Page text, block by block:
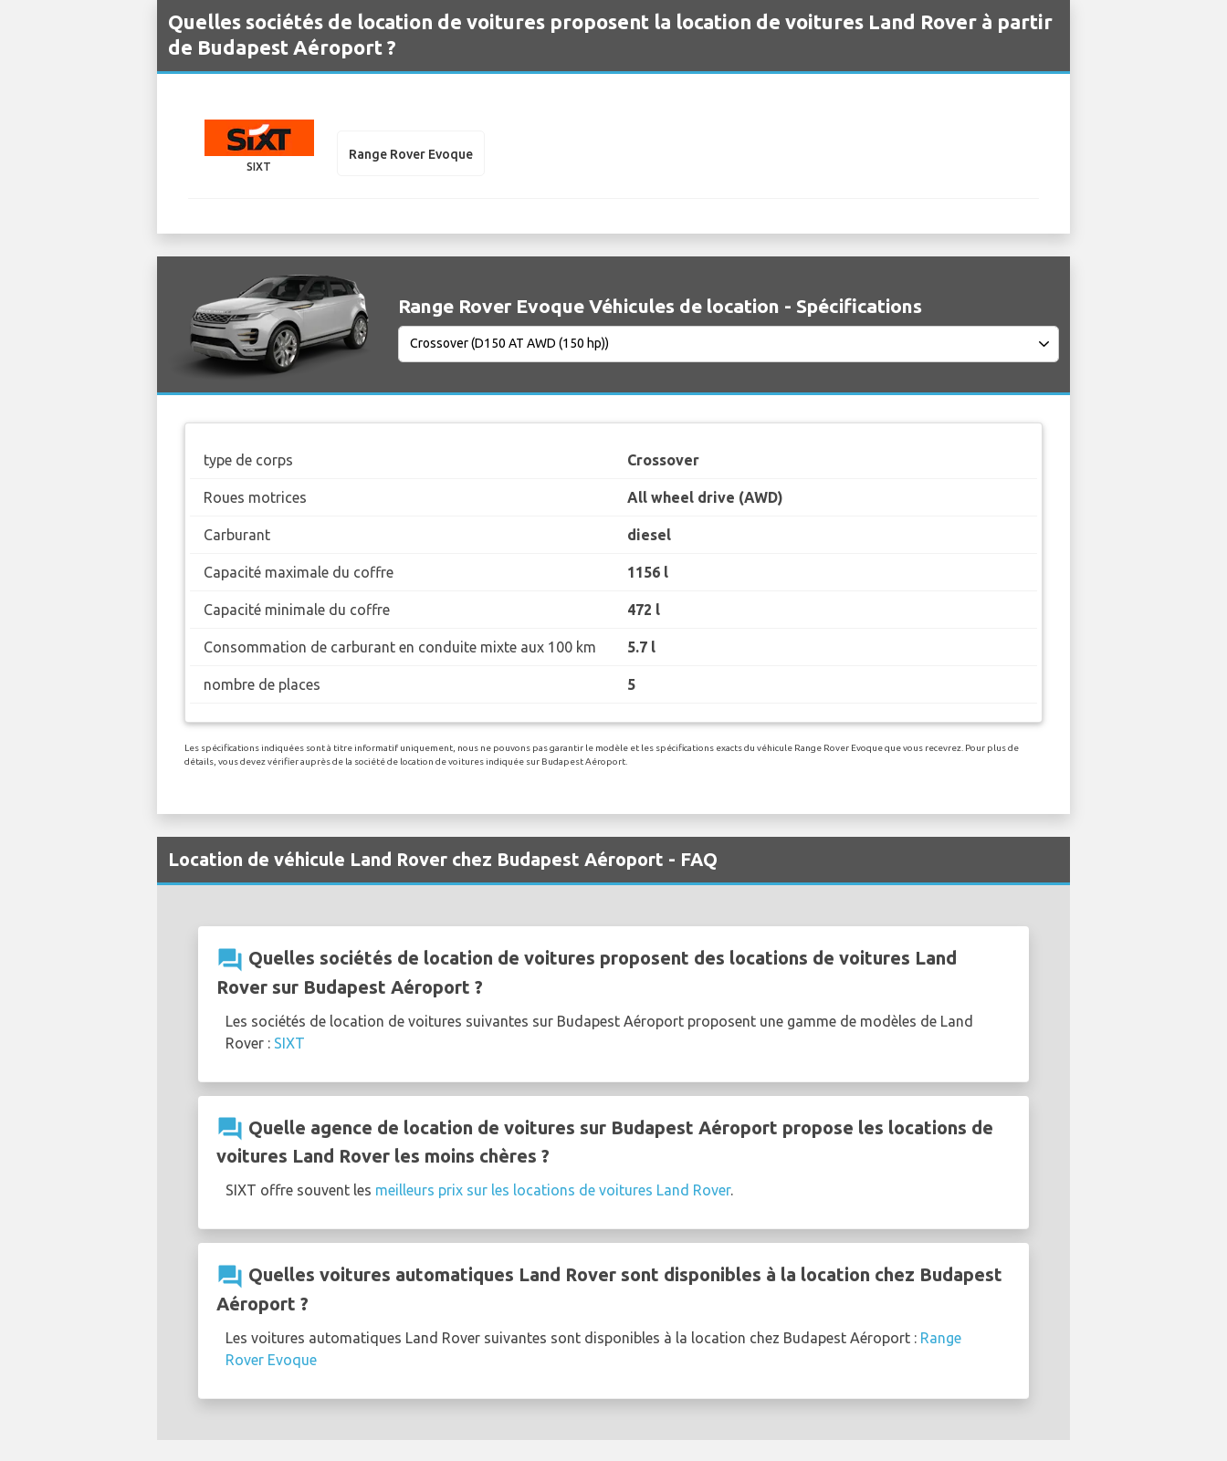
Quelles sociétés de location de voitures proposent la location de voitures Land Rover à partir
de Budapest Aéroport ?
SIXT
Range Rover Evoque
Range Rover Evoque Véhicules de location - Spécifications
type de corps Crossover
Roues motrices All wheel drive (AWD)
Carburant diesel
Capacité maximale du coffre 1156 l
Capacité minimale du coffre 472 l
Consommation de carburant en conduite mixte aux 100 km 5.7 l
nombre de places 5
Les spécifications indiquées sont à titre informatif uniquement, nous ne pouvons pas garantir le modèle et les spécifications exacts du véhicule Range Rover Evoque que vous recevrez. Pour plus de
détails, vous devez vérifier auprès de la société de location de voitures indiquée sur Budapest Aéroport.
Location de véhicule Land Rover chez Budapest Aéroport - FAQ
question_answer Quelles sociétés de location de voitures proposent des locations de voitures Land
Rover sur Budapest Aéroport ?
Les sociétés de location de voitures suivantes sur Budapest Aéroport proposent une gamme de modèles de Land
Rover : SIXT
question_answer Quelle agence de location de voitures sur Budapest Aéroport propose les locations de
voitures Land Rover les moins chères ?
SIXT offre souvent les meilleurs prix sur les locations de voitures Land Rover.
question_answer Quelles voitures automatiques Land Rover sont disponibles à la location chez Budapest
Aéroport ?
Les voitures automatiques Land Rover suivantes sont disponibles à la location chez Budapest Aéroport : Range
Rover Evoque